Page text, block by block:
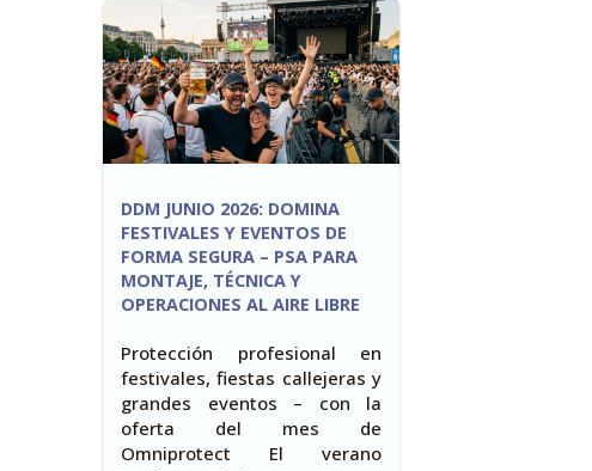
DDM JUNIO 2026: DOMINA
FESTIVALES Y EVENTOS DE
FORMA SEGURA – PSA PARA
MONTAJE, TÉCNICA Y
OPERACIONES AL AIRE LIBRE
Protección profesional en
festivales, fiestas callejeras y
grandes eventos – con la
oferta del mes de
Omniprotect El verano